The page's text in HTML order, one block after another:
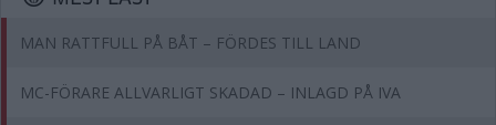
MAN RATTFULL PÅ BÅT – FÖRDES TILL LAND
MC-FÖRARE ALLVARLIGT SKADAD – INLAGD PÅ IVA